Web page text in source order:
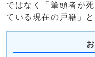
ではなく「筆頭者が
ている現在の戸籍」と